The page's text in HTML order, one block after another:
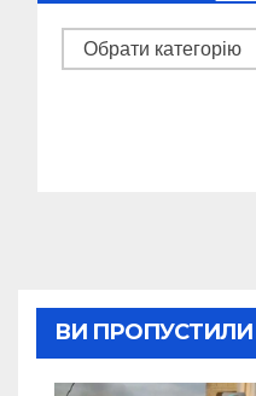
Категорії
ВИ ПРОПУСТИЛИ